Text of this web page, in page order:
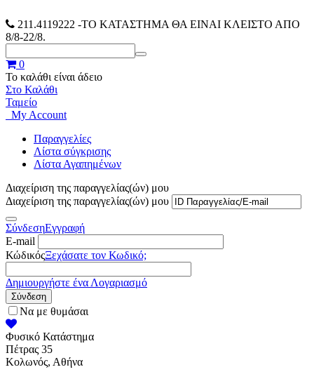
211.4119222 -ΤΟ ΚΑΤΑΣΤΗΜΑ ΘΑ ΕΙΝΑΙ ΚΛΕΙΣΤΟ ΑΠΟ
8/8-22/8.
0
Το καλάθι είναι άδειο
Στο Καλάθι
Ταμείο
My Account
Παραγγελίες
Λίστα σύγκρισης
Λίστα Αγαπημένων
Διαχείριση της παραγγελίας(ών) μου
Διαχείριση της παραγγελίας(ών) μου
ΣύνδεσηΕγγραφή
E-mail
ΚώδικόςΞεχάσατε τον Κωδικό;
Δημιουργήστε ένα Λογαριασμό
Σύνδεση
Να με θυμάσαι
Φυσικό Κατάστημα
Πέτρας 35
Κολωνός, Αθήνα